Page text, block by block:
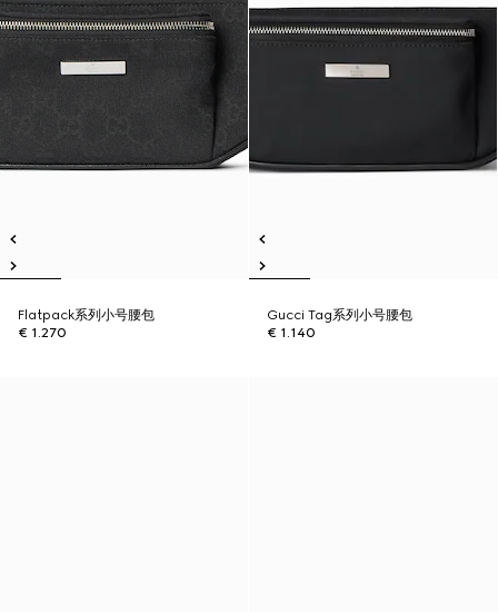
Flatpack系列小号腰包
€ 1.270
Gucci Tag系列小号腰包
€ 1.140